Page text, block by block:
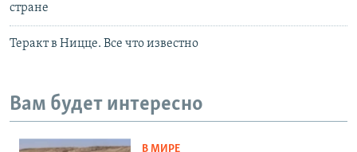
стране
Теракт в Ницце. Все что известно
Вам будет интересно
В МИРЕ